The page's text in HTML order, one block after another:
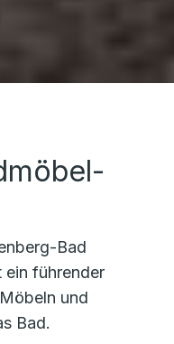
Bad
ein führender
und
Bad.